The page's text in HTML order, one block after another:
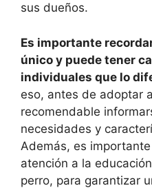
sus dueños.
Es importante
único y puede tener
individuales que lo
eso, antes de adoptar
recomendable
necesidades y
Además, es
atención a la
perro, para garantizar